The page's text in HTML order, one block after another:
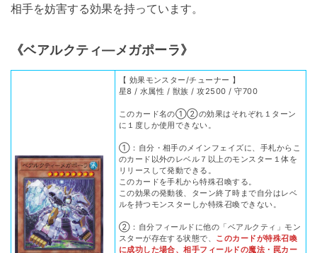
相手を妨害する効果を持っています。
《ベアルクティ―メガポーラ》
【 効果モンスター/チューナー 】
星8 / 水属性 / 獣族 / 攻2500 / 守700
このカード名の①②の効果はそれぞれ１ターン
に１度しか使用できない。
①：自分・相手のメインフェイズに、手札からこ
のカード以外のレベル７以上のモンスター１体を
リリースして発動できる。
このカードを手札から特殊召喚する。
この効果の発動後、ターン終了時まで自分はレベ
ルを持つモンスターしか特殊召喚できない。
②：自分フィールドに他の「ベアルクティ」モン
スターが存在する状態で、 このカードが特殊召喚
に成功した場合、相手フィールドの魔法・罠カー